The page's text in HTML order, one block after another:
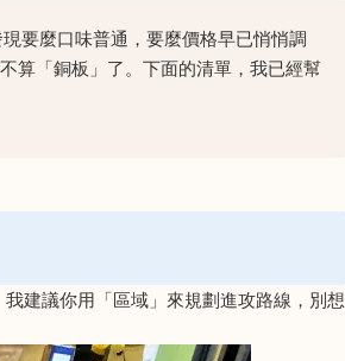
要麼口味普通，要麼價格早已悄悄調
算「銅板」了。下面的清單，我已經幫
建議你用「區域」來規劃進攻路線，別想